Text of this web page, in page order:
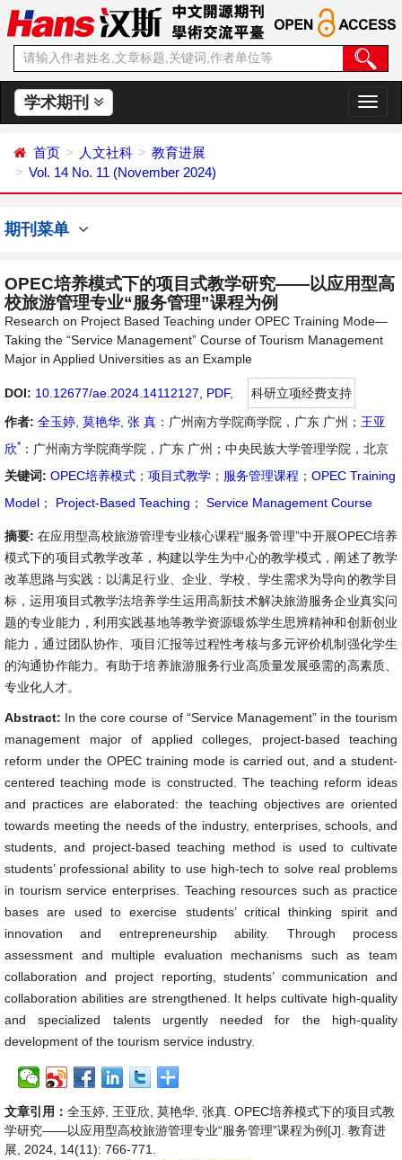
学术期刊
切
换
首页 人文社科
教育进展
Vol. 14 No. 11 (November 2024)
期刊菜单
OPEC培养模式下的项目式教学研究——以应用型高
校旅游管理专业“服务管理”课程为例
Research on Project Based Teaching under OPEC Training Mode—
Taking the “Service Management” Course of Tourism Management
Major in Applied Universities as an Example
DOI: 10.12677/ae.2024.14112127 PDF,
科研立项经费支持
作者: 全玉婷 莫艳华 张 真 ：广州南方学院商学院，广东 广州； 王亚
欣* ：广州南方学院商学院，广东 广州；中央民族大学管理学院，北京
关键词: OPEC培养模式 ； 项目式教学 ； 服务管理课程 ； OPEC Training
Model ； Project-Based Teaching ； Service Management Course
摘要:在应用型高校旅游管理专业核心课程“服务管理”中开展OPEC培养
模式下的项目式教学改革，构建以学生为中心的教学模式，阐述了教学
改革思路与实践：以满足行业、企业、学校、学生需求为导向的教学目
标，运用项目式教学法培养学生运用高新技术解决旅游服务企业真实问
题的专业能力，利用实践基地等教学资源锻炼学生思辨精神和创新创业
能力，通过团队协作、项目汇报等过程性考核与多元评价机制强化学生
的沟通协作能力。有助于培养旅游服务行业高质量发展亟需的高素质、
专业化人才。
Abstract: In the core course of “Service Management” in the tourism
management major of applied colleges, project-based teaching
reform under the OPEC training mode is carried out, and a student-
centered teaching mode is constructed. The teaching reform ideas
and practices are elaborated: the teaching objectives are oriented
towards meeting the needs of the industry, enterprises, schools, and
students, and project-based teaching method is used to cultivate
students’ professional ability to use high-tech to solve real problems
in tourism service enterprises. Teaching resources such as practice
bases are used to exercise students’ critical thinking spirit and
innovation and entrepreneurship ability. Through process
assessment and multiple evaluation mechanisms such as team
collaboration and project reporting, students’ communication and
collaboration abilities are strengthened. It helps cultivate high-quality
and specialized talents urgently needed for the high-quality
development of the tourism service industry.
文章引用： 全玉婷, 王亚欣, 莫艳华, 张真. OPEC培养模式下的项目式教
学研究——以应用型高校旅游管理专业“服务管理”课程为例[J]. 教育进
展, 2024, 14(11): 766-771.